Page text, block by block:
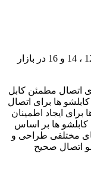
کابلشو مسی سایز 95 با پنج پیچ خور 8 ، 10 ، 12 ، 14 و 16 در بازار
اتصال مطمئن کابل‌
ها برای اتصال
برای ایجاد اطمینان
کابلشو‌ ها بر اساس
مختلفی طراحی و
اتصال صحیح